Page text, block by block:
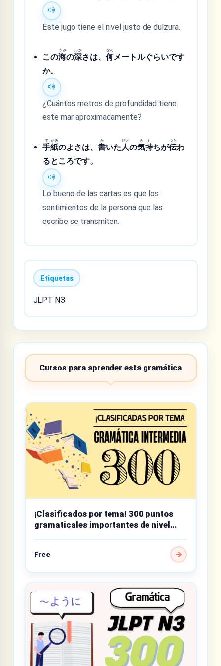
Este jugo tiene el nivel justo de dulzura.
この海
うみ
の深
ふか
さは、何
なん
メートルぐらいです
か。
¿Cuántos metros de profundidad tiene
este mar aproximadamente?
手
て
紙
がみ
のよさは、書
か
いた人
ひと
の気
き
持
も
ちが伝
つた
わ
るところです。
Lo bueno de las cartas es que los
sentimientos de la persona que las
escribe se transmiten.
Etiquetas
JLPT N3
Cursos para aprender esta gramática
¡Clasificados por tema! 300 puntos
gramaticales importantes de nivel
Free